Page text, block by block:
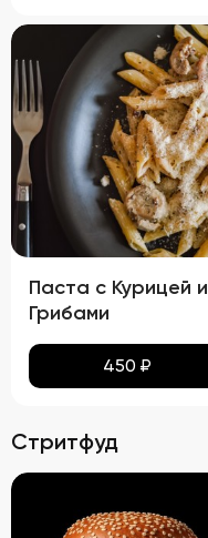
Паста с Курицей и
Грибами
450 ₽
Стритфуд